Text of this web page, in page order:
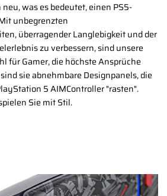
was es bedeutet, einen PS5-
unbegrenzten
überragender Langlebigkeit und der
zu verbessern, sind unsere
für Gamer, die höchste Ansprüche
sie abnehmbare Designpanels, die
5 AIMController "rasten".
Sie mit Stil.